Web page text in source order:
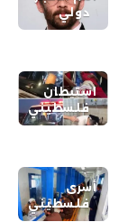
دولي
استيطان
فلسطيني
أسرى
فلسطيني